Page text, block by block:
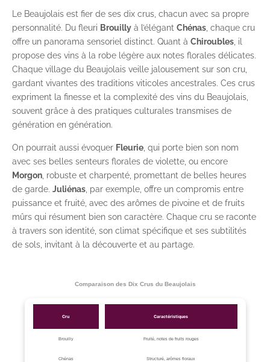
Le Beaujolais est fier de ses dix crus, chacun avec sa propre
personnalité. Du fleuri Brouilly à l’élégant Chénas, chaque cru
offre un panorama sensoriel distinct. Quant à Chiroubles, il
propose des vins à la robe légère aux notes florales délicates.
Chaque village du Beaujolais veille jalousement sur son cru,
gardant vivantes des traditions viticoles ancestrales. Ces crus
expriment la finesse et la complexité des vins du Beaujolais,
souvent grâce à des pratiques culturales transmises de
génération en génération.
On pourrait aussi évoquer Fleurie, qui porte bien son nom
avec ses belles senteurs florales de violette, ou encore
Morgon, robuste et charpenté, promettant de belles heures
de garde. Juliénas, par exemple, offre un compromis entre
puissance et fruité, avec des arômes de pivoine et de fruits
mûrs qui résument bien son caractère. Chaque cru se raconte
à travers son identité, son climat spécifique et ses subtilités
de sols, invitant à la découverte et au partage.
Comparaison des Dix Crus du Beaujolais
Cru Caractéristiques
Brouilly Fruité, notes de fruits rouges
Chénas Structuré, arômes floraux